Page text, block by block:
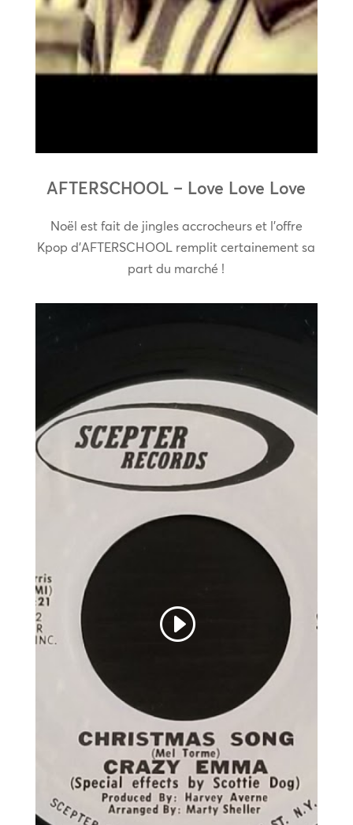
AFTERSCHOOL – Love Love Love
Noël est fait de jingles accrocheurs et l’offre
Kpop d’AFTERSCHOOL remplit certainement sa
part du marché !